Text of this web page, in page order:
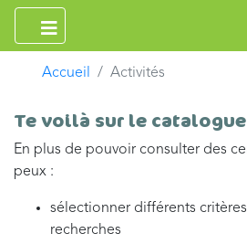
Accueil Activités
Te voilà sur le
En plus de pouvoir consulter des
peux :
sélectionner différents
recherches